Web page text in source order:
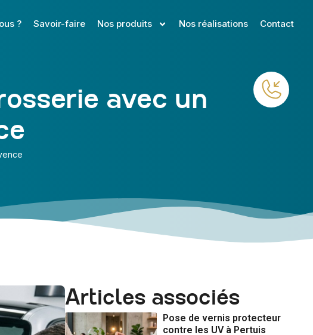
? Savoir-faire Nos produits Nos réalisations Contact
avec un
Articles associés
Pose de vernis protecteur
contre les UV à Pertuis